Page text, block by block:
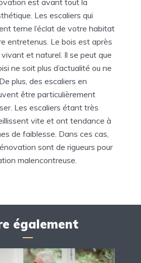
est avant tout la
Les escaliers qui
terne l’éclat de votre habitat
entretenus. Le bois est après
et naturel. Il se peut que
ne soit plus d’actualité ou ne
plus, des escaliers en
être particulièrement
Les escaliers étant très
vite et ont tendance à
de faiblesse. Dans ces cas,
sont de rigueurs pour
malencontreuse.
également